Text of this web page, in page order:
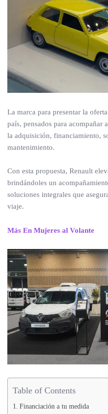
La marca para presentar la
país, pensados para acompañar
la adquisición, financiamiento,
mantenimiento.
Con esta propuesta, Renault
brindándoles un
soluciones integrales que
viaje.
Más En Mujeres al Volante
Table of Contents
Financiación a tu medida